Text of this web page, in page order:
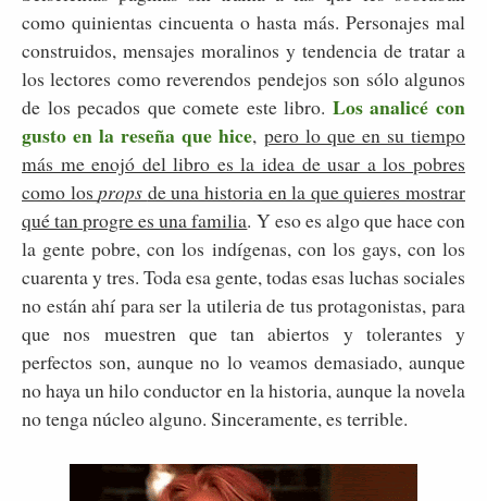
como quinientas cincuenta o hasta más. Personajes mal
construidos, mensajes moralinos y tendencia de tratar a
los lectores como reverendos pendejos son sólo algunos
de los pecados que comete este libro. Los analicé con
gusto en la reseña que hice, pero lo que en su tiempo
más me enojó del libro es la idea de usar a los pobres
como losprops de una historia en la que quieres mostrar
qué tan progre es una familia. Y eso es algo que hace con
la gente pobre, con los indígenas, con los gays, con los
cuarenta y tres. Toda esa gente, todas esas luchas sociales
no están ahí para ser la utileria de tus protagonistas, para
que nos muestren que tan abiertos y tolerantes y
perfectos son, aunque no lo veamos demasiado, aunque
no haya un hilo conductor en la historia, aunque la novela
no tenga núcleo alguno. Sinceramente, es terrible.